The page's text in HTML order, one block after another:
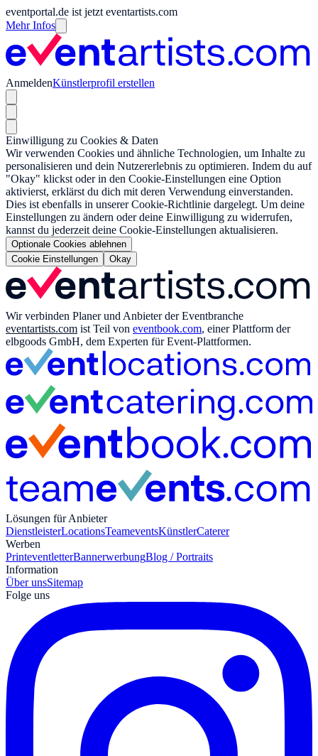
eventportal.de ist jetzt eventartists.com
Mehr Infos
AnmeldenKünstlerprofil erstellen
Einwilligung zu Cookies & Daten
Wir verwenden Cookies und ähnliche Technologien, um Inhalte zu
personalisieren und dein Nutzererlebnis zu optimieren. Indem du auf
"Okay" klickst oder in den Cookie-Einstellungen eine Option
aktivierst, erklärst du dich mit deren Verwendung einverstanden.
Dies ist ebenfalls in unserer Cookie-Richtlinie dargelegt. Um deine
Einstellungen zu ändern oder deine Einwilligung zu widerrufen,
kannst du jederzeit deine Cookie-Einstellungen aktualisieren.
Optionale Cookies ablehnen
Cookie Einstellungen
Okay
Wir verbinden Planer und Anbieter der Eventbranche
eventartists.com ist Teil von eventbook.com, einer Plattform der
elbgoods GmbH, dem Experten für Event-Plattformen.
Lösungen für Anbieter
DienstleisterLocationsTeameventsKünstlerCaterer
Werben
PrinteventletterBannerwerbungBlog / Portraits
Information
Über unsSitemap
Folge uns